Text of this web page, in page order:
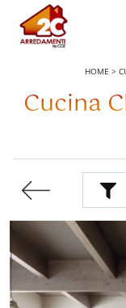
HOME >
Cucina